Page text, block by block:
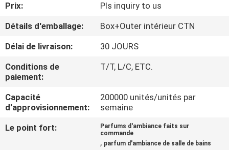
CONTRÔLE
DE
QUALITÉ
CONTACTEZ-
NOUS
NOUVELLES
Prix:
Pls inquiry to us
Détails d'emballage:
Box+Outer intérieur CTN
Délai de livraison:
30 JOURS
Conditions de
paiement:
T/T, L/C, ETC.
Capacité
d'approvisionnement:
200000 unités/unités par
semaine
Le point fort:
Parfums d'ambiance faits sur
commande
, parfum d'ambiance de salle de bains